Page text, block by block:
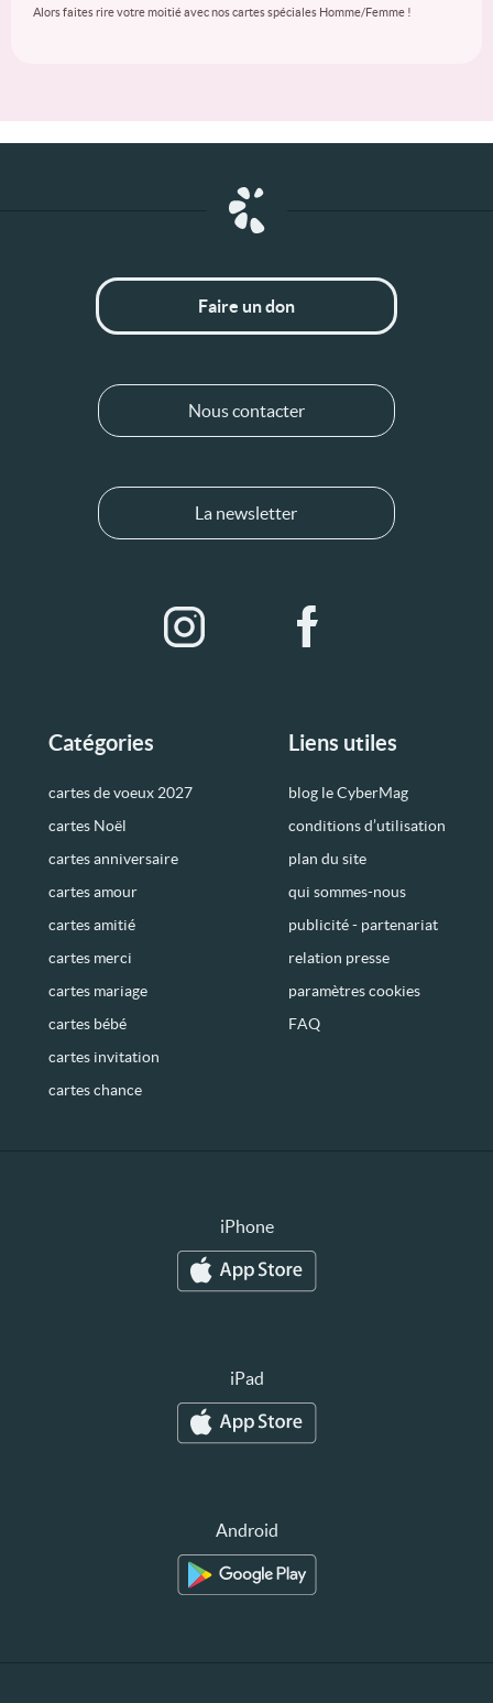
Alors faites rire votre moitié avec nos cartes spéciales Homme/Femme !
Catégories
cartes de voeux 2027
cartes Noël
cartes anniversaire
cartes amour
cartes amitié
cartes merci
cartes mariage
cartes bébé
cartes invitation
cartes chance
Liens utiles
blog le CyberMag
conditions d’utilisation
plan du site
qui sommes-nous
publicité - partenariat
relation presse
paramètres cookies
FAQ
Faire un don
Nous contacter
La newsletter
iPhone
iPad
Android